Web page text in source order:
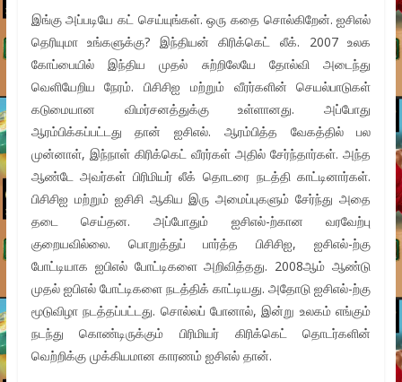
இங்கு அப்படியே கட் செய்யுங்கள். ஒரு கதை சொல்கிறேன். ஐசிஎல்
தெரியுமா உங்களுக்கு? இந்தியன் கிரிக்கெட் லீக். 2007 உலக
கோப்பையில் இந்திய முதல் சுற்றிலேயே தோல்வி அடைந்து
வெளியேறிய நேரம். பிசிசிஐ மற்றும் வீரர்களின் செயல்பாடுகள்
கடுமையான விமர்சனத்துக்கு உள்ளானது. அப்போது
ஆரம்பிக்கப்பட்டது தான் ஐசிஎல். ஆரம்பித்த வேகத்தில் பல
முன்னாள், இந்நாள் கிரிக்கெட் வீரர்கள் அதில் சேர்ந்தார்கள். அந்த
ஆண்டே அவர்கள் பிரிமியர் லீக் தொடரை நடத்தி காட்டினார்கள்.
பிசிசிஐ மற்றும் ஐசிசி ஆகிய இரு அமைப்புகளும் சேர்ந்து அதை
தடை செய்தன. அப்போதும் ஐசிஎல்-ற்கான வரவேற்பு
குறையவில்லை. பொறுத்துப் பார்த்த பிசிசிஐ, ஐசிஎல்-ற்கு
போட்டியாக ஐபிஎல் போட்டிகளை அறிவித்தது. 2008ஆம் ஆண்டு
முதல் ஐபிஎல் போட்டிகளை நடத்திக் காட்டியது. அதோடு ஐசிஎல்-ற்கு
மூடுவிழா நடத்தப்பட்டது. சொல்லப் போனால், இன்று உலகம் எங்கும்
நடந்து கொண்டிருக்கும் பிரிமியர் கிரிக்கெட் தொடர்களின்
வெற்றிக்கு முக்கியமான காரணம் ஐசிஎல் தான்.